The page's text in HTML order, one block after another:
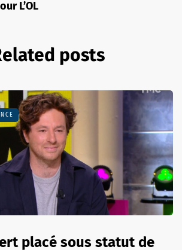
L’OL
posts
placé sous statut de